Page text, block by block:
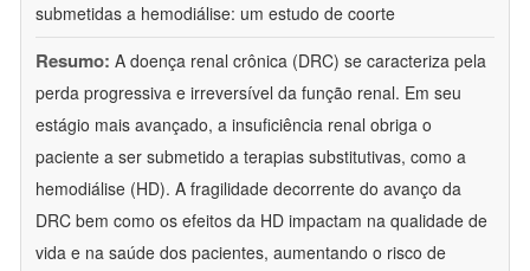
submetidas a hemodiálise: um estudo de coorte
Resumo: A doença renal crônica (DRC) se caracteriza pela
perda progressiva e irreversível da função renal. Em seu
estágio mais avançado, a insuficiência renal obriga o
paciente a ser submetido a terapias substitutivas, como a
hemodiálise (HD). A fragilidade decorrente do avanço da
DRC bem como os efeitos da HD impactam na qualidade de
vida e na saúde dos pacientes, aumentando o risco de